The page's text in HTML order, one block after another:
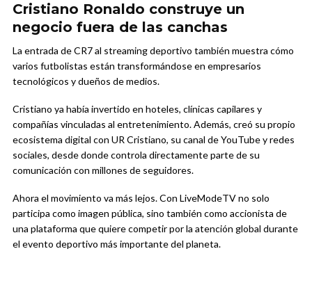
Cristiano Ronaldo construye un
negocio fuera de las canchas
La entrada de CR7 al streaming deportivo también muestra cómo
varios futbolistas están transformándose en empresarios
tecnológicos y dueños de medios.
Cristiano ya había invertido en hoteles, clínicas capilares y
compañías vinculadas al entretenimiento. Además, creó su propio
ecosistema digital con UR Cristiano, su canal de YouTube y redes
sociales, desde donde controla directamente parte de su
comunicación con millones de seguidores.
Ahora el movimiento va más lejos. Con LiveModeTV no solo
participa como imagen pública, sino también como accionista de
una plataforma que quiere competir por la atención global durante
el evento deportivo más importante del planeta.